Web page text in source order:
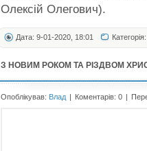
Олексій Олегович).
Дата: 9-01-2020, 18:01
З НОВИМ РОКОМ ТА РІЗДВОМ
Опоблікував: Влад | Коментарів: 0 |